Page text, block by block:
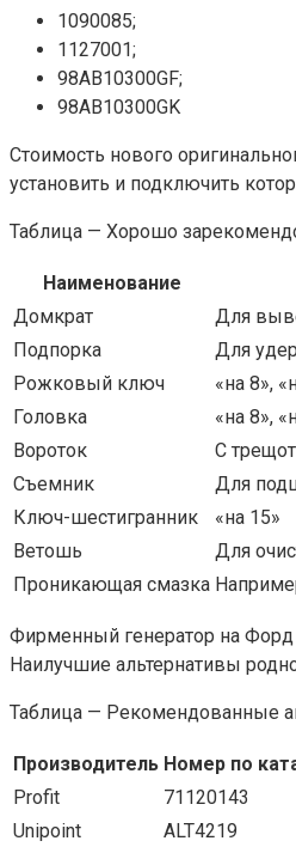
1090085;
1127001;
98AB10300GF;
98AB10300GK
Стоимость нового
установить и подключить
Таблица — Хорошо
Наименование
Домкрат
Для
Подпорка
Для
Рожковый ключ
«на 8»,
Головка
«на 8»,
Вороток
С
Съемник
Для
Ключ-шестигранник
«на 15»
Ветошь
Для
Проникающая смазка
Фирменный генератор на Форд
Наилучшие альтернативы
Таблица — Рекомендованные
Производитель Номер по
Profit
71120143
Unipoint
ALT4219